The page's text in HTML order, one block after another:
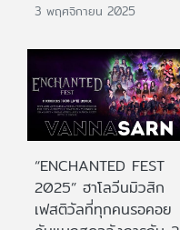
3 พฤศจิกายน 2025
“ENCHANTED FEST
2025” ฮาโลวีนมิวสิก
เฟสติวัลที่ทุกคนรอคอย